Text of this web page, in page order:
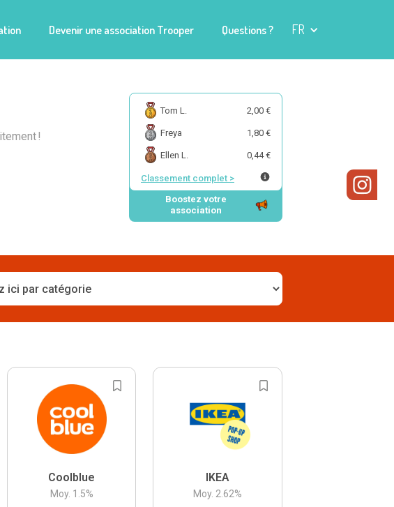
Devenir une association Trooper Questions ? FR
!
Tom L. 2,00 €
Freya 1,80 €
Ellen L. 0,44 €
Classement complet >
Boostez votre
association
Coolblue
Moy. 1.5%
IKEA
Moy. 2.62%